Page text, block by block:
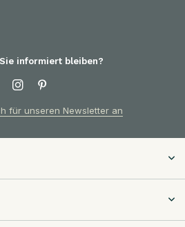
informiert bleiben?
für unseren Newsletter an